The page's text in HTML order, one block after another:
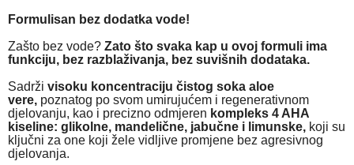
Formulisan bez dodatka vode!
Zašto bez vode? Zato što svaka kap u ovoj formuli ima
funkciju, bez razblaživanja, bez suvišnih dodataka.
Sadrži visoku koncentraciju čistog soka aloe
vere, poznatog po svom umirujućem i regenerativnom
djelovanju, kao i precizno odmjeren kompleks 4 AHA
kiseline: glikolne, mandelične, jabučne i limunske, koji su
ključni za one koji žele vidljive promjene bez agresivnog
djelovanja.